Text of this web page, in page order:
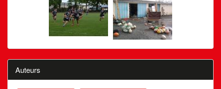
Auteurs